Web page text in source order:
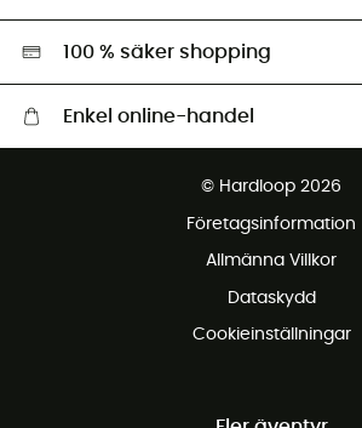
Miljöanpassat urval
100 % säker shopping
Enkel online-handel
Gratis retur inom 100 dagar
© Hardloop 2026
Företagsinformation
Allmänna Villkor
Dataskydd
Cookieinställningar